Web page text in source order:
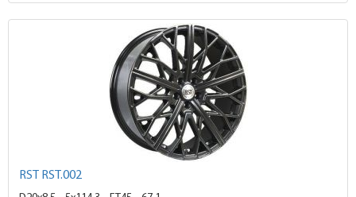
RST RST.002